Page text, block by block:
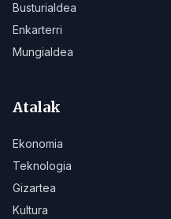
Busturialdea
Enkarterri
Mungialdea
Atalak
Ekonomia
Teknologia
Gizartea
Kultura